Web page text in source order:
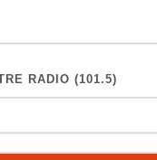
RADIO (101.5)